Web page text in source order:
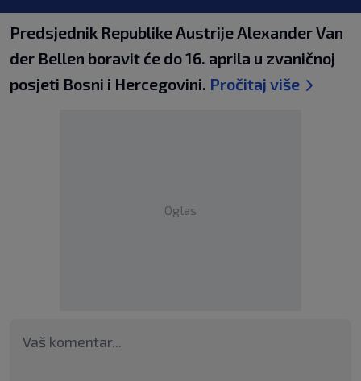
Predsjednik Republike Austrije Alexander Van
der Bellen boravit će do 16. aprila u zvaničnoj
posjeti Bosni i Hercegovini. Pročitaj više
Oglas